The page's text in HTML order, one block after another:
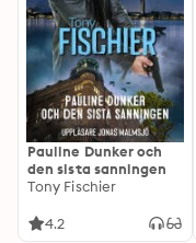
Pauline Dunker och
den sista sanningen
Tony Fischier
4.2